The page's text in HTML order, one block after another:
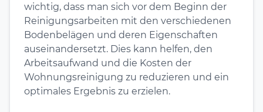
wichtig, dass man sich vor dem Beginn der
Reinigungsarbeiten mit den verschiedenen
Bodenbelägen und deren Eigenschaften
auseinandersetzt. Dies kann helfen, den
Arbeitsaufwand und die Kosten der
Wohnungsreinigung zu reduzieren und ein
optimales Ergebnis zu erzielen.